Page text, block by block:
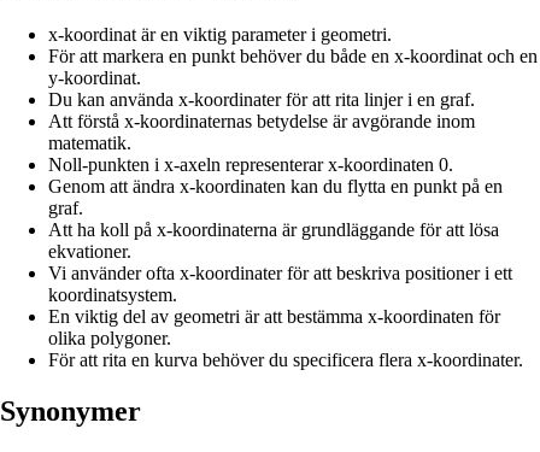
x-koordinat är en viktig parameter i geometri.
För att markera en punkt behöver du både en x-koordinat och en
y-koordinat.
Du kan använda x-koordinater för att rita linjer i en graf.
Att förstå x-koordinaternas betydelse är avgörande inom
matematik.
Noll-punkten i x-axeln representerar x-koordinaten 0.
Genom att ändra x-koordinaten kan du flytta en punkt på en
graf.
Att ha koll på x-koordinaterna är grundläggande för att lösa
ekvationer.
Vi använder ofta x-koordinater för att beskriva positioner i ett
koordinatsystem.
En viktig del av geometri är att bestämma x-koordinaten för
olika polygoner.
För att rita en kurva behöver du specificera flera x-koordinater.
Synonymer